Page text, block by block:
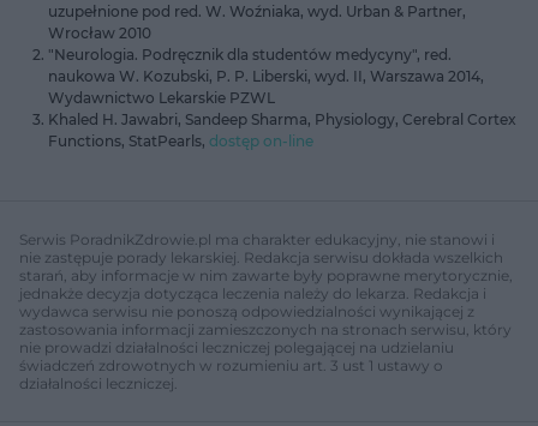
uzupełnione pod red. W. Woźniaka, wyd. Urban & Partner,
Wrocław 2010
"Neurologia. Podręcznik dla studentów medycyny", red.
naukowa W. Kozubski, P. P. Liberski, wyd. II, Warszawa 2014,
Wydawnictwo Lekarskie PZWL
Khaled H. Jawabri, Sandeep Sharma, Physiology, Cerebral Cortex
Functions, StatPearls, dostęp on-line
Serwis PoradnikZdrowie.pl ma charakter edukacyjny, nie stanowi i
nie zastępuje porady lekarskiej. Redakcja serwisu dokłada wszelkich
starań, aby informacje w nim zawarte były poprawne merytorycznie,
jednakże decyzja dotycząca leczenia należy do lekarza. Redakcja i
wydawca serwisu nie ponoszą odpowiedzialności wynikającej z
zastosowania informacji zamieszczonych na stronach serwisu, który
nie prowadzi działalności leczniczej polegającej na udzielaniu
świadczeń zdrowotnych w rozumieniu art. 3 ust 1 ustawy o
działalności leczniczej.